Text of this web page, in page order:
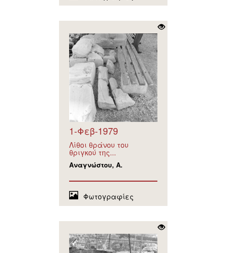
1-Φεβ-1979
Λίθοι θράνου του
θριγκού της...
Αναγνώστου, Α.
Φωτογραφίες